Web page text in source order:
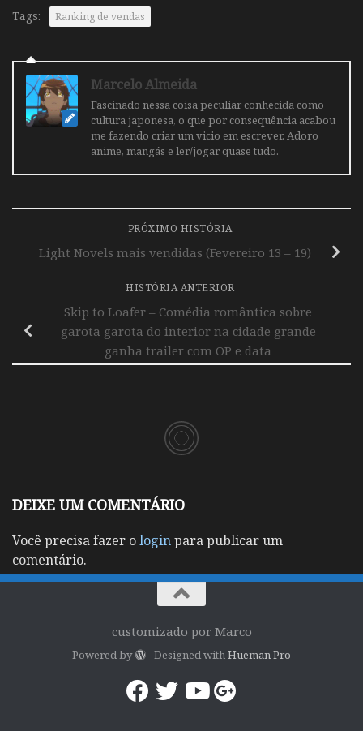
Tags: Ranking de vendas
Marcelo Almeida
Fascinado nessa coisa peculiar conhecida como
cultura japonesa, o que por consequência acabou
me fazendo criar um vicio em escrever. Adoro
anime, mangás e ler/jogar quase tudo.
PRÓXIMO HISTÓRIA
Light Novels mais vendidas (Fevereiro 13 – 19)
HISTÓRIA ANTERIOR
Skip to Loafer – Comédia romântica sobre
garota garota do interior na cidade grande
ganha trailer com OP e data
DEIXE UM COMENTÁRIO
Você precisa fazer ologinpara publicar um
comentário.
customizado por Marco
Powered by - Designed withHueman Pro